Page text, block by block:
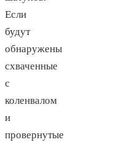
Если
будут
обнаружены
схваченные
с
коленвалом
и
провернутые